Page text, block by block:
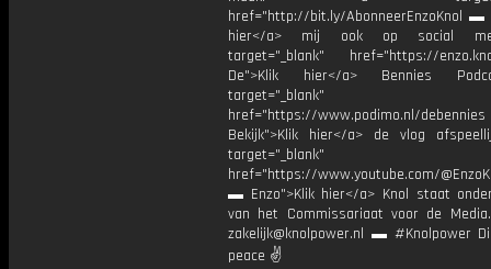
href="http://bit.ly/AbonneerEnzoKnol ▬
hier</a> mij ook op social
target="_blank" href="https://
De">Klik hier</a> Bennies
target="_blank"
href="https://www.podimo.nl/debennies
Bekijk">Klik hier</a> de vlog
target="_blank"
href="https://www.youtube.com/
▬ Enzo">Klik hier</a> Knol staat
van het Commissariaat voor de
zakelijk@knolpower.nl ▬ #Knolpower
peace ✌